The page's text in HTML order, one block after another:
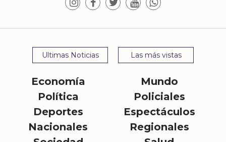
Ultimas Noticias Las más vistas
Economía
Mundo
Política
Policiales
Deportes
Espectáculos
Nacionales
Regionales